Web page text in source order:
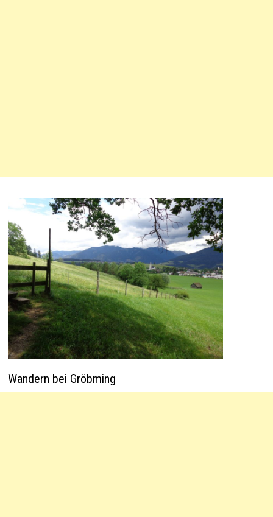
Wandern bei Gröbming